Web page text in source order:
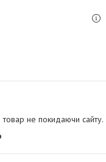
товар не покидаючи сайту.